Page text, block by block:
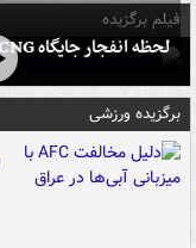
فیلم برگزیده
لحظه انفجار جایگاه CNG "صحنه" در دوربین مداربسته
برگزیده ورزشی